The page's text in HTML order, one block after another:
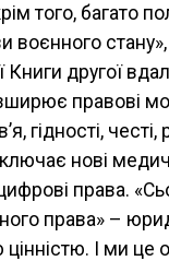
того, багато
воєнного
Книги другої
правові
гідності,
нові
цифрові права.
права» –
І ми це